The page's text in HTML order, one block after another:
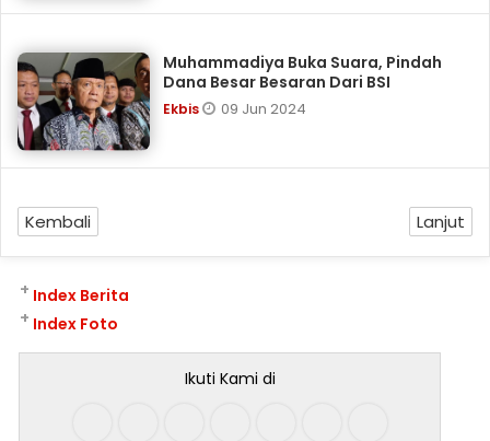
Muhammadiya Buka Suara, Pindah
Dana Besar Besaran Dari BSI
Ekbis 09 Jun 2024
Kembali Lanjut
Index Berita
+
Index Foto
+
Ikuti Kami di